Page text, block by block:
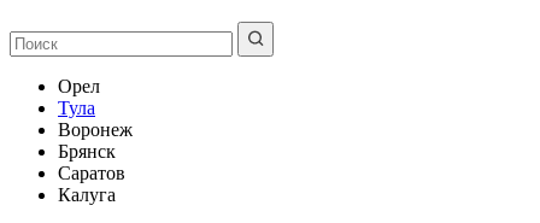
Орел
Тула
Воронеж
Брянск
Саратов
Калуга